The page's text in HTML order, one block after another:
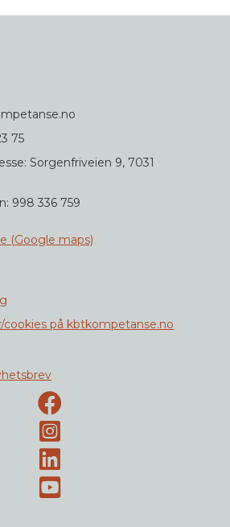
75
Sorgenfriveien 9, 7031
998 336 759
maps
(Google maps)
cookies på kbtkompetanse.no
Facebook-side
Instagram
LinkedIn
Youtube